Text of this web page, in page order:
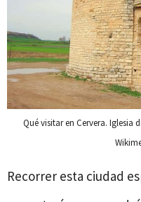
Qué visitar en Cervera. Iglesia
Recorrer esta ciudad